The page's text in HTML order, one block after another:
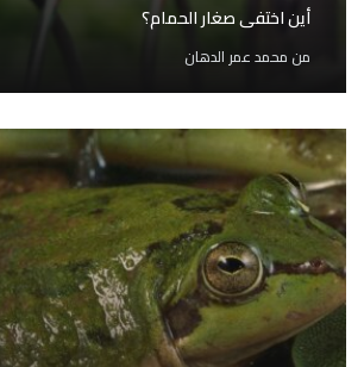
أين اختفى صغار الحمام؟
من محمد عمر الدهان